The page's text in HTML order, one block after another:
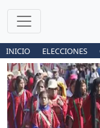
INICIO ELECCIONES